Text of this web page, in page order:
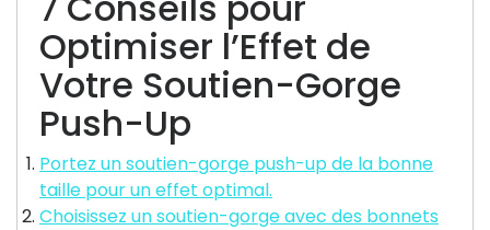
Optimiser l’Effet de
Votre Soutien-Gorge
Push-Up
Portez un soutien-gorge push-up de la bonne
taille pour un effet optimal.
Choisissez un soutien-gorge avec des bonnets